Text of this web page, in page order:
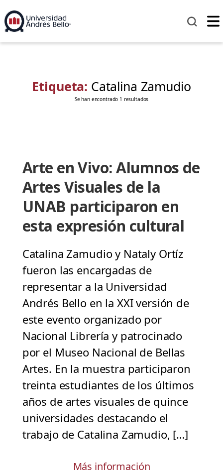
Etiqueta: Catalina Zamudio
Se han encontrado 1 resultados
Arte en Vivo: Alumnos de
Artes Visuales de la
UNAB participaron en
esta expresión cultural
Catalina Zamudio y Nataly Ortíz
fueron las encargadas de
representar a la Universidad
Andrés Bello en la XXI versión de
este evento organizado por
Nacional Librería y patrocinado
por el Museo Nacional de Bellas
Artes. En la muestra participaron
treinta estudiantes de los últimos
años de artes visuales de quince
universidades destacando el
trabajo de Catalina Zamudio, […]
Más información